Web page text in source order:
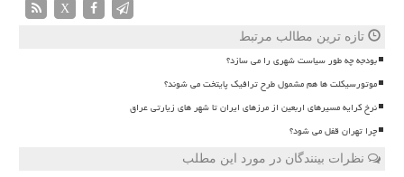
X
تازه ترین مطالب مرتبط
بودجه چه طور سیاست شهری را می سازد؟
موتورسیکلت ها هم مشمول طرح ترافیک پایتخت می شوند؟
نرخ کرایه مسیرهای اربعین از مرزهای ایران تا شهر های زیارتی عراق
چرا تهران قفل می شود؟
نظرات بینندگان در مورد این مطلب